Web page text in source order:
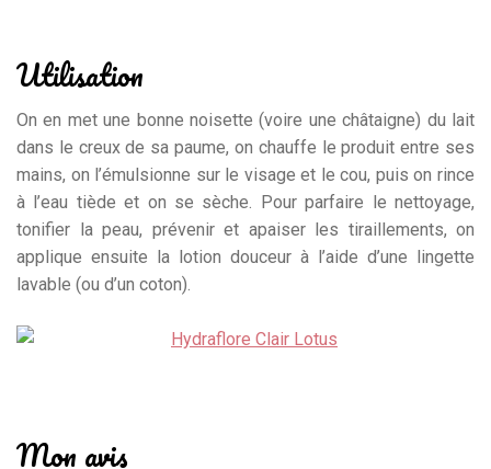
Utilisation
On en met une bonne noisette (voire une châtaigne) du lait
dans le creux de sa paume, on chauffe le produit entre ses
mains, on l’émulsionne sur le visage et le cou, puis on rince
à l’eau tiède et on se sèche. Pour parfaire le nettoyage,
tonifier la peau, prévenir et apaiser les tiraillements, on
applique ensuite la lotion douceur à l’aide d’une lingette
lavable (ou d’un coton).
Mon avis